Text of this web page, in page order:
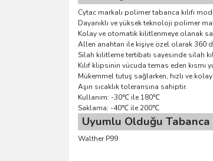
Cytac markalı polimer tabanca kılıfı
Dayanıklı ve yüksek teknoloji polimer
Kolay ve otomatik kilitlenmeye olanak
Allen anahtarı ile kişiye özel olarak 360
Silah kilitleme tertibatı sayesinde silah
Kılıf klipsinin vücuda temas eden kısmı
Mükemmel tutuş sağlarken, hızlı ve
Aşırı sıcaklık toleransına sahiptir.
Kullanım: -30℃ ile 180℃
Saklama: -40℃ ile 200℃
Uyumlu Olduğu
Walther P99